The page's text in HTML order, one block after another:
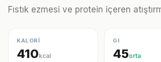
Fıstık ezmesi ve protein içeren
KALORİ
410kcal
GI
45orta